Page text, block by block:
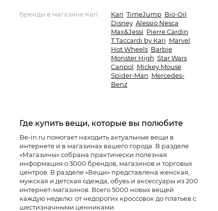
Бренды в магазине Kari: Kari TimeJump Bio-Oil
Disney Alessio Nesca
Max&Jessi Pierre Cardin
T.Taccardi by Kari Marvel
Hot Wheels Barbie
Monster High Star Wars
Canpol Mickey Mouse
Spider-Man Mercedes-
Benz
Где купить вещи, которые вы полюбите
Be-in.ru помогает находить актуальные вещи в
интернете и в магазинах вашего города. В разделе
«Магазины» собрана практически полезная
информация о 3000 брендов, магазинов и торговых
центров. В разделе «Вещи» представлена женская,
мужская и детская одежда, обувь и аксессуары из 200
интернет-магазинов. Всего 5000 новых вещей
каждую неделю: от недорогих кроссовок до платьев с
шестизначными ценниками.